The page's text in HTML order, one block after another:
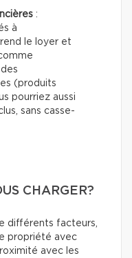
:
à
le loyer et
(produits
pourriez aussi
sans casse-
CHARGER?
différents facteurs,
propriété avec
avec les